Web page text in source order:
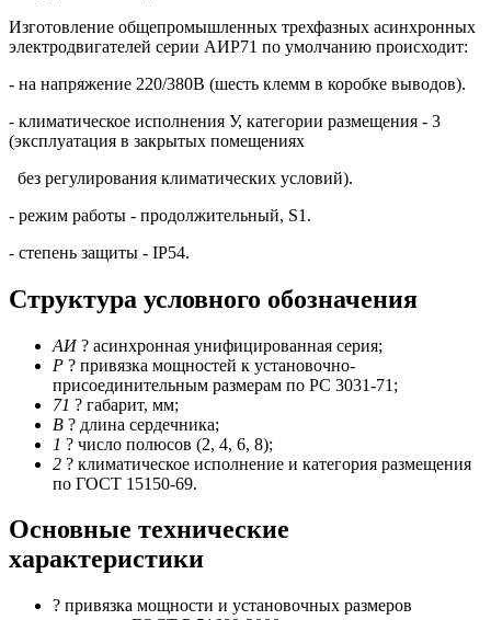
Изготовление общепромышленных трехфазных асинхронных
электродвигателей серии АИР71 по умолчанию происходит:
- на напряжение 220/380В (шесть клемм в коробке выводов).
- климатическое исполнения У, категории размещения - 3
(эксплуатация в закрытых помещениях
без регулирования климатических условий).
- режим работы - продолжительный, S1.
- степень защиты - IP54.
Структура условного обозначения
АИ? асинхронная унифицированная серия;
Р ? привязка мощностей к установочно-
присоединительным размерам по РС 3031-71;
71 ? габарит, мм;
В ? длина сердечника;
1 ? число полюсов (2, 4, 6, 8);
2 ? климатическое исполнение и категория размещения
по ГОСТ 15150-69.
Основные технические
характеристики
? привязка мощности и установочных размеров